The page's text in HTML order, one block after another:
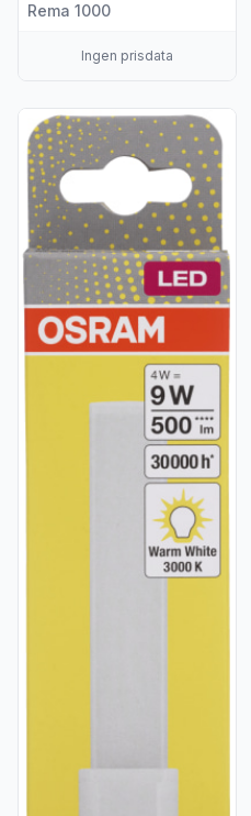
Rema 1000
Ingen prisdata
Vis flere detaljer for